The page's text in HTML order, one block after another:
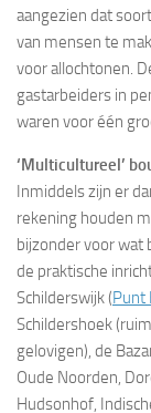
aangezien dat
van mensen te
voor allochtonen.
gastarbeiders in
waren voor één
‘Multicultureel’
Inmiddels zijn er
rekening houden
bijzonder voor wat
de praktische
Schilderswijk (Punt
Schildershoek
gelovigen), de
Oude Noorden,
Hudsonhof,